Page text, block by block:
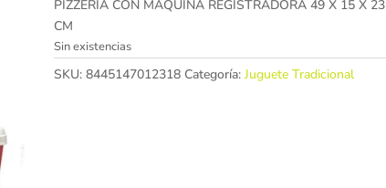
PIZZERÍA CON MÁQUINA REGISTRADORA 49 X 15 X 23
CM
Sin existencias
SKU:8445147012318 Categoría:Juguete Tradicional